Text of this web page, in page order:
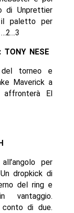
di Unprettier
il paletto per
TONY NESE
torneo e
Maverick a
El
per
dropkick di
del ring e
di due.